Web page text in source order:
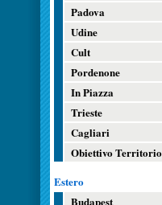
Padova
Udine
Cult
Pordenone
In Piazza
Trieste
Cagliari
Obiettivo Territorio
Estero
Budapest